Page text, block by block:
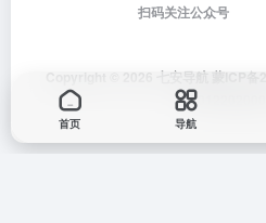
扫码关注公众号
Copyright © 2026 七安导航 蒙ICP备
首页 导航